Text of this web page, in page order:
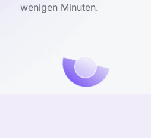
wenigen Minuten.